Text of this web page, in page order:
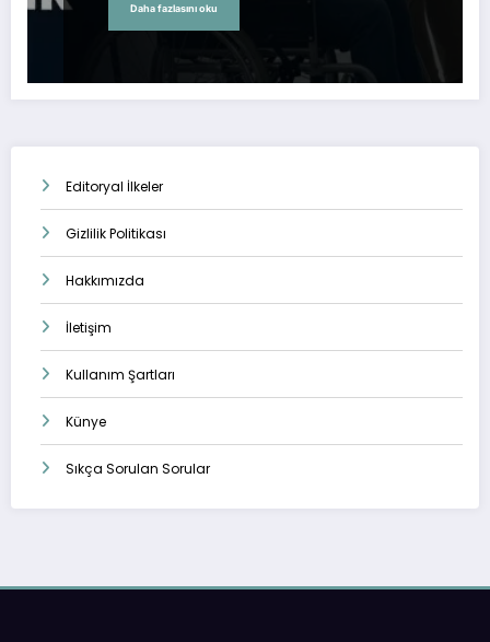
Daha fazlasını oku
Editoryal İlkeler
Gizlilik Politikası
Hakkımızda
İletişim
Kullanım Şartları
Künye
Sıkça Sorulan Sorular